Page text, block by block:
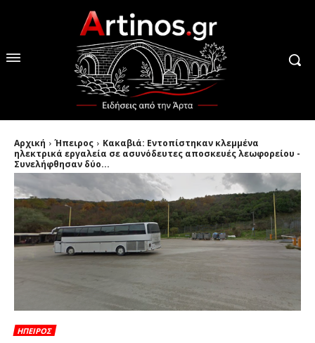
Αρχική Ήπειρος
Κακαβιά: Εντοπίστηκαν κλεμμένα
ηλεκτρικά εργαλεία σε ασυνόδευτες αποσκευές λεωφορείου -
Συνελήφθησαν δύο...
ΗΠΕΙΡΟΣ